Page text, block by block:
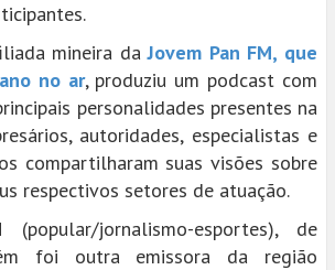
mineira daJovem Pan FM, que
no ar, produziu um podcast com
personalidades presentes na
autoridades, especialistas e
compartilharam suas visões sobre
respectivos setores de atuação.
jornalismo-esportes), de
foi outra emissora da região